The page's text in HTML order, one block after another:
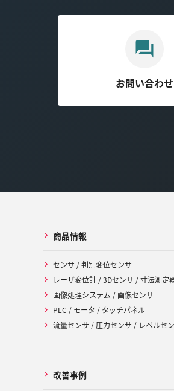
お問い合わせ
商品情報
センサ / 判別変位センサ
レーザ変位計 / 3Dセンサ / 寸法測定
画像処理システム / 画像センサ
PLC / モータ / タッチパネル
流量センサ / 圧力センサ / レベルセ
改善事例